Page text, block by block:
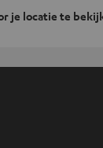
je locatie te